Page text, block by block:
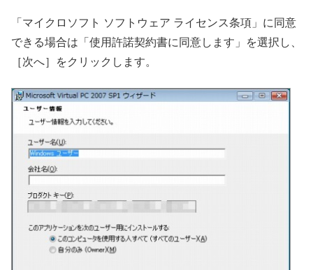
「マイクロソフト ソフトウェア ライセンス条項」に同意
できる場合は「使用許諾契約書に同意します」を選択し、
［次へ］をクリックします。